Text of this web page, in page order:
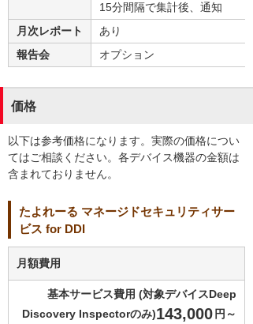
15分間隔で集計後、通知
月次レポート
あり
報告会
オプション
価格
以下は参考価格になります。実際の価格につい
てはご相談ください。各デバイス機器の金額は
含まれておりません。
たよれーる マネージドセキュリティサー
ビス for DDI
月額費用
基本サービス費用 (対象デバイスDeep
Discovery Inspectorのみ)143,000 円～